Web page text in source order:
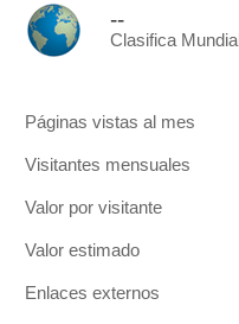
--
Clasifica Mundial
Páginas vistas al mes
Visitantes mensuales
Valor por visitante
Valor estimado
Enlaces externos